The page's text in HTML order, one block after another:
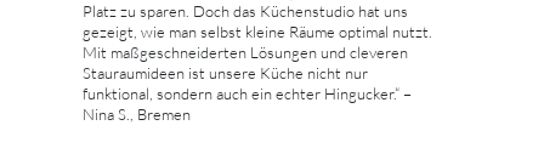
Platz zu sparen. Doch das Küchenstudio hat uns
gezeigt, wie man selbst kleine Räume optimal nutzt.
Mit maßgeschneiderten Lösungen und cleveren
Stauraumideen ist unsere Küche nicht nur
funktional, sondern auch ein echter Hingucker.“ –
Nina S., Bremen